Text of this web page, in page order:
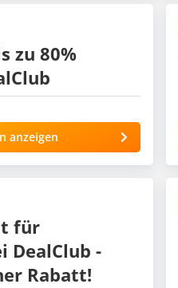
zu 80%
anzeigen
für
DealClub -
Rabatt!